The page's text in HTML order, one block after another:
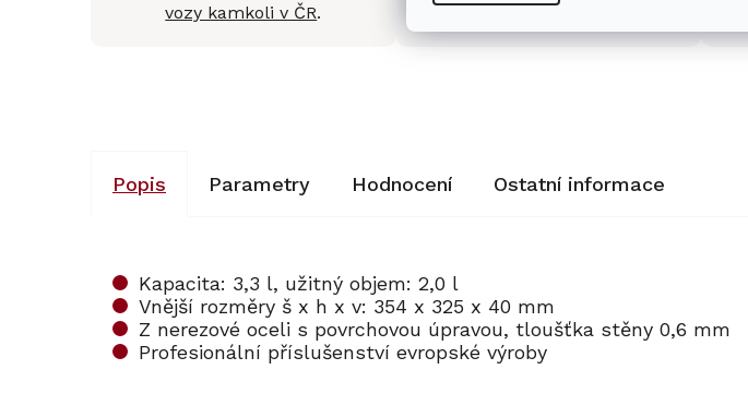
vozy kamkoli v ČR.
nás zaparkovat.
Popis Parametry Hodnocení Ostatní informace
Kapacita: 3,3 l, užitný objem: 2,0 l
Vnější rozměry š x h x v: 354 x 325 x 40 mm
Z nerezové oceli s povrchovou úpravou, tloušťka stěny 0,6 mm
Profesionální příslušenství evropské výroby